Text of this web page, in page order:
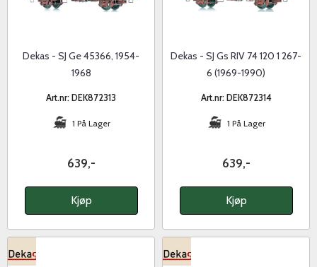
Dekas - SJ Ge 45366, 1954-
1968
Art.nr: DEK872313
1 På Lager
639,-
Kjøp
Dekas - SJ Gs RIV 74 120 1 267-
6 (1969-1990)
Art.nr: DEK872314
1 På Lager
639,-
Kjøp